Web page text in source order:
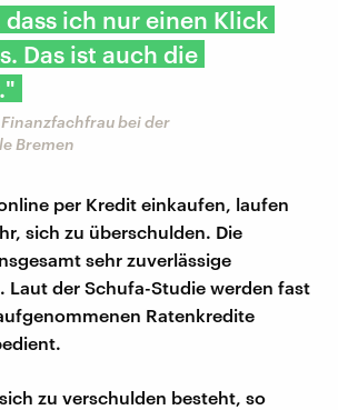
dass ich nur einen Klick
Das ist auch die
bei der
Bremen
per Kredit einkaufen, laufen
sich zu überschulden. Die
sehr zuverlässige
Laut der Schufa-Studie werden fast
Ratenkredite
zu verschulden besteht, so